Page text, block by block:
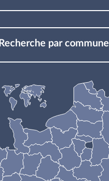
Recherche par commune